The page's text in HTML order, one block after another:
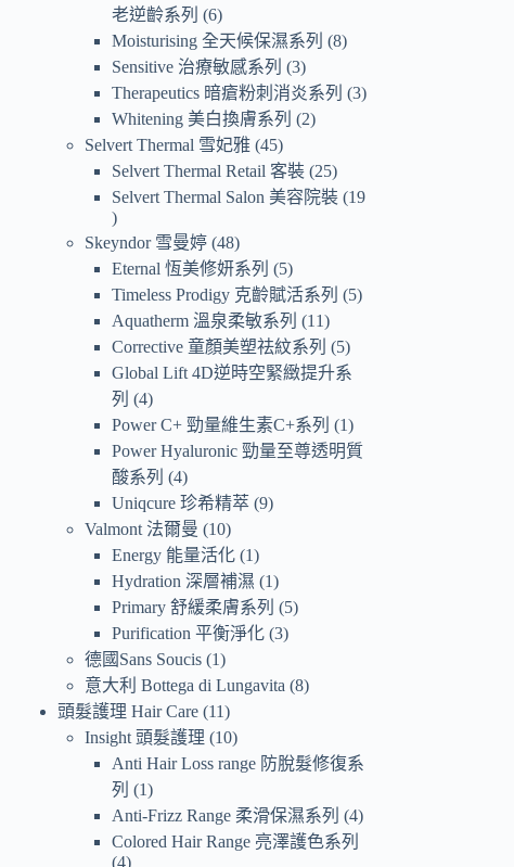
老逆齡系列
6
Moisturising 全天候保濕系列
8
Sensitive 治療敏感系列
3
Therapeutics 暗瘡粉刺消炎系列
3
Whitening 美白換膚系列
2
Selvert Thermal 雪妃雅 45
Selvert Thermal Retail 客裝 25
Selvert Thermal Salon 美容院裝 19
Skeyndor 雪曼婷 48
Eternal 恆美修妍系列
5
Timeless Prodigy 克齡賦活系列
5
Aquatherm 溫泉柔敏系列
11
Corrective 童顏美塑祛紋系列
5
Global Lift 4D逆時空緊緻提升系
列
4
Power C+ 勁量維生素C+系列
1
Power Hyaluronic 勁量至尊透明質
酸系列
4
Uniqcure 珍希精萃 9
Valmont 法爾曼
10
Energy 能量活化 1
Hydration 深層補濕
1
Primary 舒緩柔膚系列
5
Purification 平衡淨化 3
德國Sans Soucis 1
意大利 Bottega di Lungavita 8
頭髮護理 Hair Care 11
Insight 頭髮護理
10
Anti Hair Loss range 防脫髮修復系
列
1
Anti-Frizz Range 柔滑保濕系列
4
Colored Hair Range 亮澤護色系列
4